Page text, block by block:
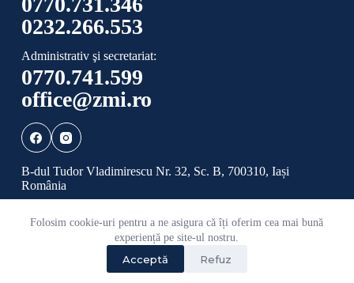
Folosim cookie-uri pentru a ne asigura că îți oferim cea mai bună
experiență pe site-ul nostru.
Acceptă Refuz
0232.266.553
Administrativ şi secretariat:
0770.741.599
office@zmi.ro
B-dul Tudor Vladimirescu Nr. 32, Sc. B, 700310, Iași
România
2026 Toate drepturile rezervate ADI ZONA
METROPOLITANĂ IAȘI.
Politică de confidențialitate